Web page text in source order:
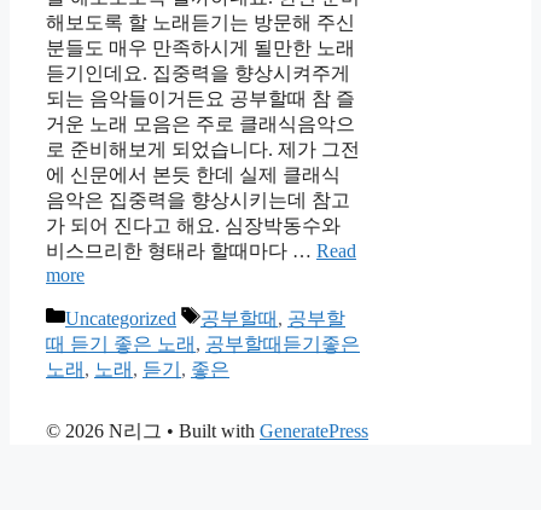
해보도록 할 노래듣기는 방문해 주신
분들도 매우 만족하시게 될만한 노래
듣기인데요. 집중력을 향상시켜주게
되는 음악들이거든요 공부할때 참 즐
거운 노래 모음은 주로 클래식음악으
로 준비해보게 되었습니다. 제가 그전
에 신문에서 본듯 한데 실제 클래식
음악은 집중력을 향상시키는데 참고
가 되어 진다고 해요. 심장박동수와
비스므리한 형태라 할때마다 … Read
more
Categories
Uncategorized Tags
공부할때 , 공부할
때 듣기 좋은 노래 , 공부할때듣기좋은
노래 , 노래 , 듣기 , 좋은
© 2026 N리그 • Built with GeneratePress